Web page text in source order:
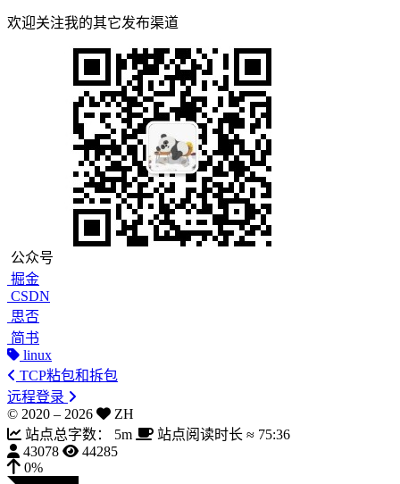
欢迎关注我的其它发布渠道
公众号
掘金
CSDN
思否
简书
linux
TCP粘包和拆包
远程登录
© 2020 – 2026
ZH
站点总字数：
5m 站点阅读时长 ≈ 75:36
43078
44285
0%